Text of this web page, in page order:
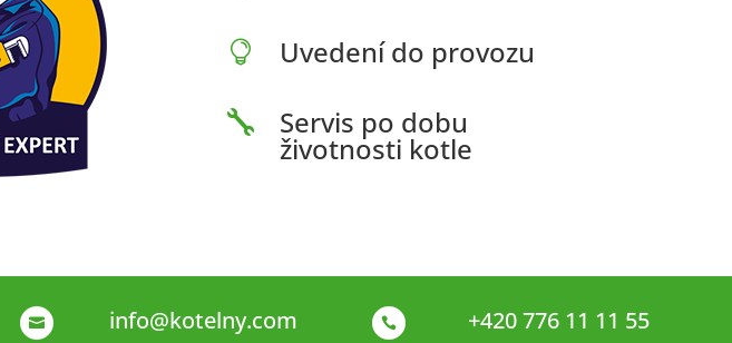
 Uvedení do provozu
 Servis po dobu
životnosti kotle
 info@kotelny.com  +420 776 11 11 55